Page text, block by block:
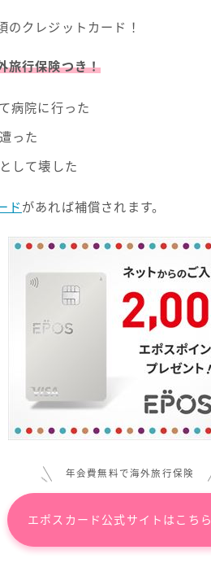
のクレジットカード！
旅行保険つき！
病院に行った
った
して壊した
ド があれば補償されます。
年会費無料で海外旅行保険
エポスカード公式サイトはこちら